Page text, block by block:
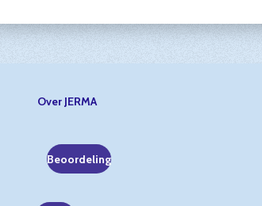
Over JERMA
Beoordeling